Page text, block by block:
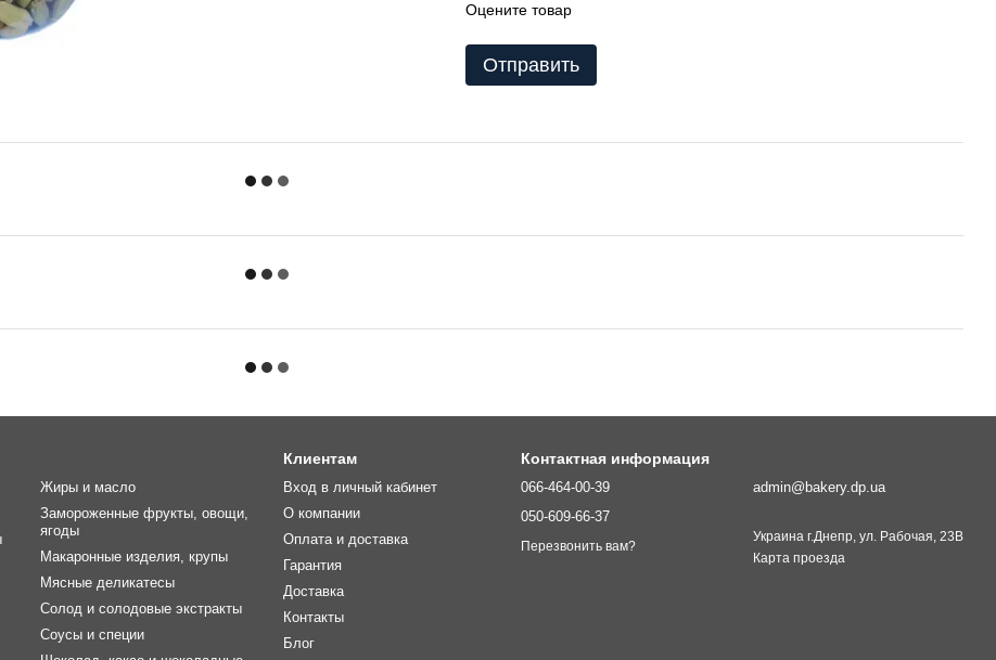
Оцените товар
Отправить
Жиры и масло
Замороженные фрукты, овощи,
ягоды
Макаронные изделия, крупы
Мясные деликатесы
Солод и солодовые экстракты
Соусы и специи
Клиентам
Вход в личный кабинет
О компании
Оплата и доставка
Гарантия
Доставка
Контакты
Блог
Контактная информация
066-464-00-39
050-609-66-37
Перезвонить вам?
admin@bakery.dp.ua
Украина г.Днепр, ул. Рабочая, 23В
Карта проезда